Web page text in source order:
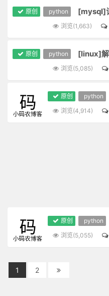
原创 python
浏览(1,663)
原创 python
浏览(5,085)
原创 python
浏览(4,914)
原创 python
浏览(5,055)
1 2